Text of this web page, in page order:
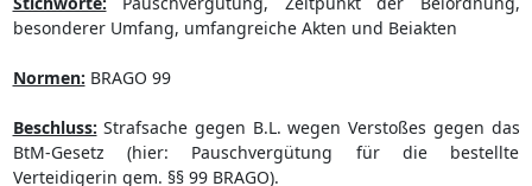
besonderer Umfang, umfangreiche Akten und Beiakten
Normen: BRAGO 99
Beschluss: Strafsache gegen B.L. wegen Verstoßes gegen das
BtM-Gesetz (hier: Pauschvergütung für die bestellte
Verteidigerin gem. §§ 99 BRAGO).